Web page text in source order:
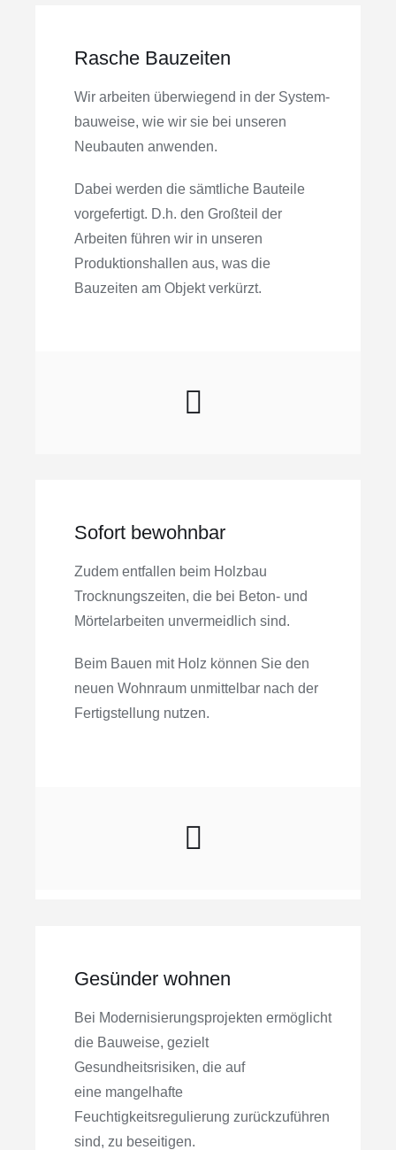
Rasche Bauzeiten
Wir arbeiten überwiegend in der System­­
bauweise, wie wir sie bei unseren
Neubauten anwenden.
Dabei werden die sämtliche Bauteile
vorgefertigt. D.h. den Großteil der
Arbeiten führen wir in unseren
Produktionshallen aus, was die
Bauzeiten am Objekt verkürzt.
Sofort bewohnbar
Zudem entfallen beim Holzbau
Trocknung­s­zeiten, die bei Beton- und
Mörtelarbeiten unvermeidlich sind.
Beim Bauen mit Holz können Sie den
neuen Wohnraum unmittelbar nach der
Fertig­­stellung nutzen.
Gesünder wohnen
Bei Modernisierungsprojekten ermöglicht
die Bauweise, gezielt
Gesundheitsrisiken, die auf
eine mangelhafte
Feuchtigkeitsregulierung zurückzuführen
sind, zu beseitigen.